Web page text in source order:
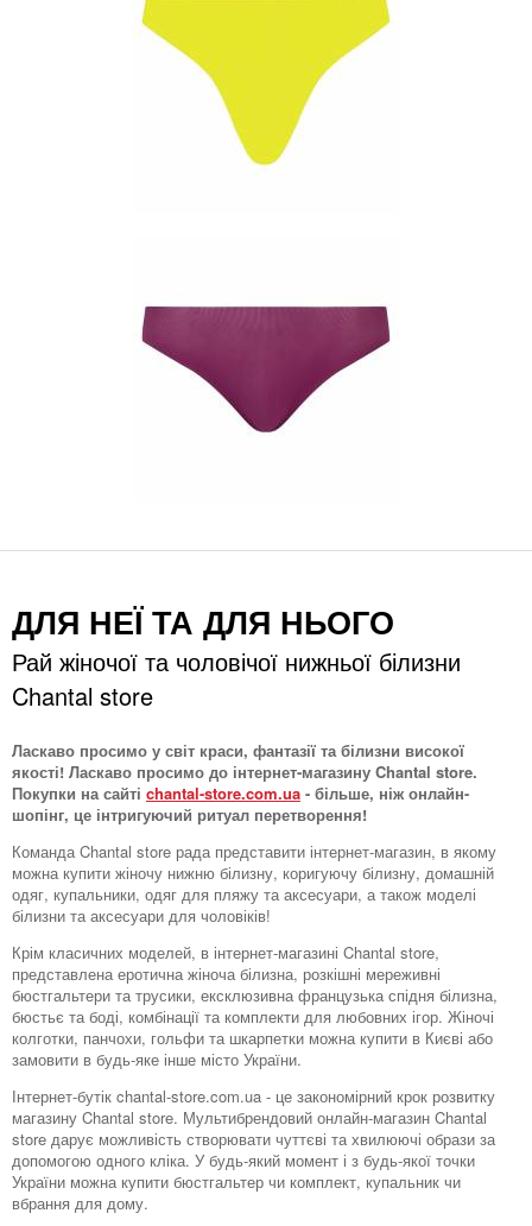
ДЛЯ НЕЇ ТА ДЛЯ НЬОГО
Рай жіночої та чоловічої нижньої білизни
Chantal store
Ласкаво просимо у світ краси, фантазії та білизни високої
якості! Ласкаво просимо до інтернет-магазину Chantal store.
Покупки на сайті chantal-store.com.ua - більше, ніж онлайн-
шопінг, це інтригуючий ритуал перетворення!
Команда Chantal store рада представити інтернет-магазин, в якому
можна купити жіночу нижню білизну, коригуючу білизну, домашній
одяг, купальники, одяг для пляжу та аксесуари, а також моделі
білизни та аксесуари для чоловіків!
Крім класичних моделей, в інтернет-магазині Chantal store,
представлена ​​еротична жіноча білизна, розкішні мереживні
бюстгальтери та трусики, ексклюзивна французька спідня білизна,
бюстьє та боді, комбінації та комплекти для любовних ігор. Жіночі
колготки, панчохи, гольфи та шкарпетки можна купити в Києві або
замовити в будь-яке інше місто України.
Інтернет-бутік chantal-store.com.ua - це закономірний крок розвитку
магазину Chantal store. Мультибрендовий онлайн-магазин Chantal
store дарує можливість створювати чуттєві та хвилюючі образи за
допомогою одного кліка. У будь-який момент і з будь-якої точки
України можна купити бюстгальтер чи комплект, купальник чи
вбрання для дому.